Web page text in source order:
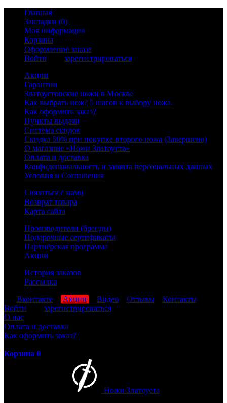
Главная
Закладки (0)
Моя информация
Корзина
Оформление заказа
Войти
зарегистрироваться
Акции
Гарантии
Златоустовские ножи в Москве
Как выбрать нож? 5 шагов к выбору ножа.
Как оформить заказ?
Пункты выдачи
Система скидок
Скидка 50% при покупке второго ножа (Завершено)
О магазине «Ножи Златоуста»
Оплата и доставка
Конфиденциальность и защита персональных данных
Условия и Соглашения
Связаться с нами
Возврат товара
Карта сайта
Производители (бренды)
Подарочные сертификаты
Партнёрская программа
Акции
История заказов
Рассылка
Вконтакте Акции Видео Отзывы
Контакты
Войти
зарегистрироваться
О нас
Оплата и доставка
Как оформить заказ?
Корзина 0
Ножи Златоуста